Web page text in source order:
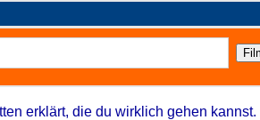
erklärt, die du wirklich gehen kannst.